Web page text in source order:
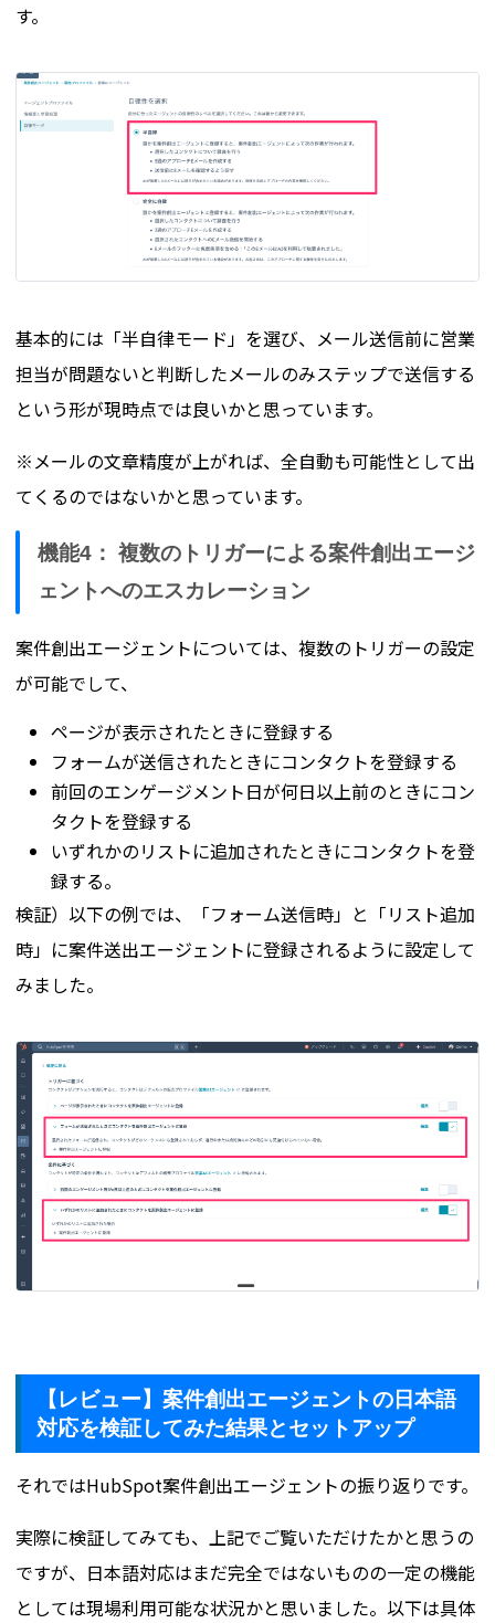
す。
基本的には「半自律モード」を選び、メール送信前に営業
担当が問題ないと判断したメールのみステップで送信する
という形が現時点では良いかと思っています。
※メールの文章精度が上がれば、全自動も可能性として出
てくるのではないかと思っています。
機能4： 複数のトリガーによる案件創出エージ
ェントへのエスカレーション
案件創出エージェントについては、複数のトリガーの設定
が可能でして、
ページが表示されたときに登録する
フォームが送信されたときにコンタクトを登録する
前回のエンゲージメント日が何日以上前のときにコン
タクトを登録する
いずれかのリストに追加されたときにコンタクトを登
録する。
検証）以下の例では、「フォーム送信時」と「リスト追加
時」に案件送出エージェントに登録されるように設定して
みました。
【レビュー】案件創出エージェントの日本語
対応を検証してみた結果とセットアップ
それではHubSpot案件創出エージェントの振り返りです。
実際に検証してみても、上記でご覧いただけたかと思うの
ですが、日本語対応はまだ完全ではないものの一定の機能
としては現場利用可能な状況かと思いました。以下は具体